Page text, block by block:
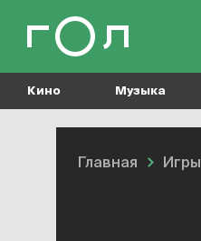
Кино Музыка
Главная Игры